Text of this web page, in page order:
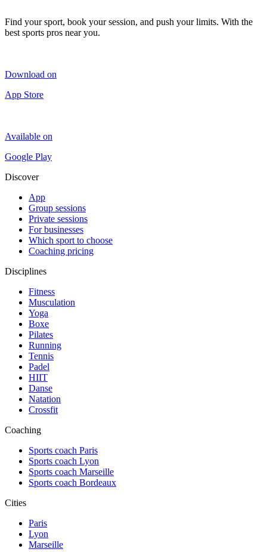
Find your sport, book your session, and push your limits. With the
best sports pros near you.
Download on
App Store
Available on
Google Play
Discover
App
Group sessions
Private sessions
For businesses
Which sport to choose
Coaching pricing
Disciplines
Fitness
Musculation
Yoga
Boxe
Pilates
Running
Tennis
Padel
HIIT
Danse
Natation
Crossfit
Coaching
Sports coach Paris
Sports coach Lyon
Sports coach Marseille
Sports coach Bordeaux
Cities
Paris
Lyon
Marseille